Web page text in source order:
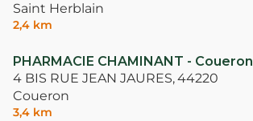
Saint Herblain
2,4 km
PHARMACIE CHAMINANT - Coueron
4 BIS RUE JEAN JAURES,44220
Coueron
3,4 km